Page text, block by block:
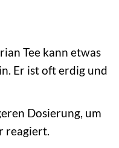
Tee kann etwas
Er ist oft erdig und
Dosierung, um
reagiert.